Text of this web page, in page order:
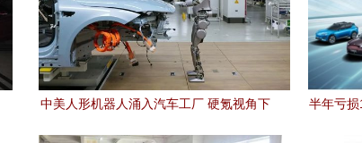
中美人形机器人涌入汽车工厂 硬氪视角下
半年亏